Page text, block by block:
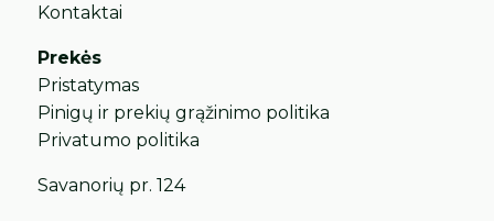
Kontaktai
Prekės
Pristatymas
Pinigų ir prekių grąžinimo politika
Privatumo politika
Savanorių pr. 124